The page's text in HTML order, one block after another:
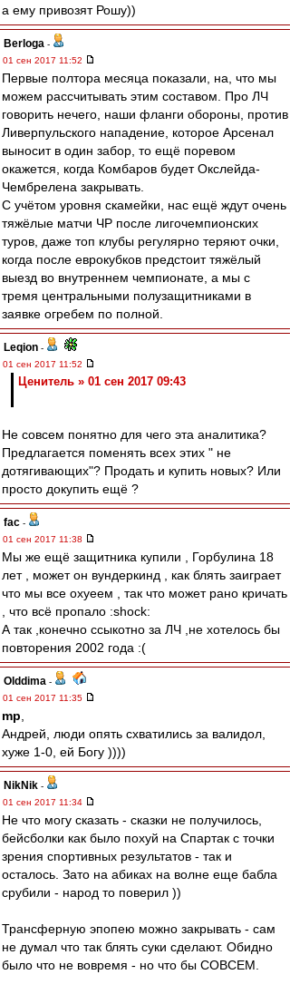
а ему привозят Рошу))
Berloga -
01 сен 2017 11:52
Первые полтора месяца показали, на, что мы
можем рассчитывать этим составом. Про ЛЧ
говорить нечего, наши фланги обороны, против
Ливерпульского нападение, которое Арсенал
выносит в один забор, то ещё поревом
окажется, когда Комбаров будет Окслейда-
Чембрелена закрывать.
С учётом уровня скамейки, нас ещё ждут очень
тяжёлые матчи ЧР после лигочемпионских
туров, даже топ клубы регулярно теряют очки,
когда после еврокубков предстоит тяжёлый
выезд во внутреннем чемпионате, а мы с
тремя центральными полузащитниками в
заявке огребем по полной.
Leqion -
01 сен 2017 11:52
Ценитель » 01 сен 2017 09:43
Не совсем понятно для чего эта аналитика?
Предлагается поменять всех этих " не
дотягивающих"? Продать и купить новых? Или
просто докупить ещё ?
fac -
01 сен 2017 11:38
Мы же ещё защитника купили , Горбулина 18
лет , может он вундеркинд , как блять заиграет
что мы все охуеем , так что может рано кричать
, что всё пропало :shock:
А так ,конечно ссыкотно за ЛЧ ,не хотелось бы
повторения 2002 года :(
Olddima -
01 сен 2017 11:35
mp
Андрей, люди опять схватились за валидол,
хуже 1-0, ей Богу ))))
NikNik -
01 сен 2017 11:34
Нe что могу сказать - сказки не получилось,
бейсболки как было похуй на Спартак с точки
зрения спортивных результатов - так и
осталось. Зато на абиках на волне еще бабла
срубили - народ то поверил ))
Трансферную эпопею можно закрывать - сам
не думал что так блять суки сделают. Обидно
было что не вовремя - но что бы СОВСЕМ.